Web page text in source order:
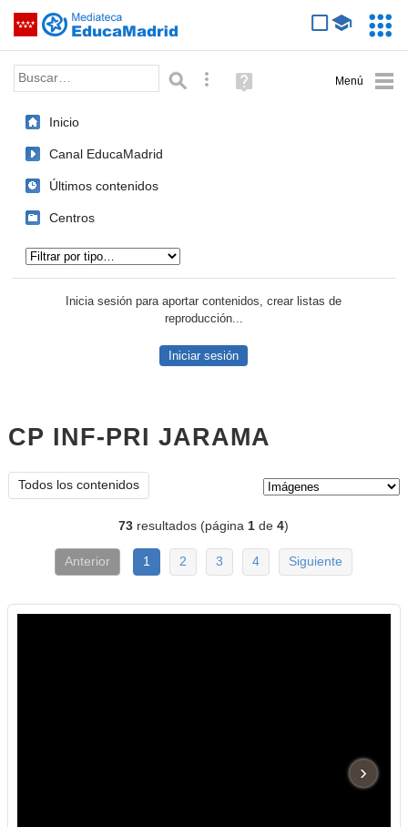
Saltar navegación
Palabra o frase: Búsqueda avanzada
Ayuda
(en
Inicio
Canal EducaMadrid
Últimos contenidos
Centros
Inicia sesión para aportar contenidos, crear listas de
reproducción...
Iniciar sesión
CP INF-PRI JARAMA
Todos los contenidos
73 resultados (página1 de4)
Anterior 1 2 3 4 Siguiente
›